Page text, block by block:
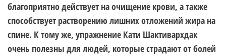
благоприятно действует на очищение крови, а также
способствует растворению лишних отложений жира на
спине. К тому же, упражнение Кати Шактивархдак
очень полезны для людей, которые страдают от болей